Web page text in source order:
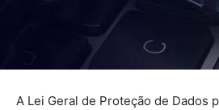
A Lei Geral de Proteção de Dados